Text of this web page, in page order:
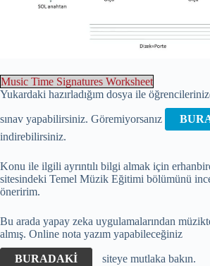
Music Time Signatures Worksheet
Yukardaki hazırladığım dosya ile
sınav yapabilirsiniz. Göremiyorsanız
indirebilirsiniz.
Konu ile ilgili ayrıntılı bilgi almak için
sitesindeki Temel Müzik Eğitimi bölümünü
öneririm.
Bu arada yapay zeka uygulamalarından
almış. Online nota yazım yapabileceğiniz
BURADAKİ siteye mutlaka bakın.